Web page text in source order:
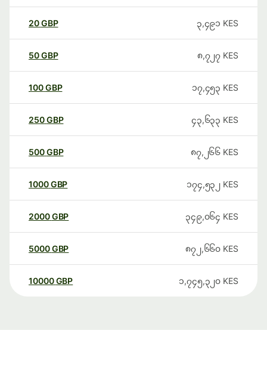
20GBP ၃,၄၉၁ KES
50GBP ၈,၇၂၇ KES
100GBP ၁၇,၄၅၃ KES
250GBP ၄၃,၆၃၃ KES
500GBP ၈၇,၂၆၆ KES
1000GBP ၁၇၄,၅၃၂ KES
2000GBP ၃၄၉,၀၆၄ KES
5000GBP ၈၇၂,၆၆၀ KES
10000 GBP ၁,၇၄၅,၃၂၀ KES